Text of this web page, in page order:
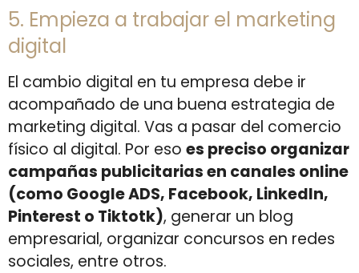
5. Empieza a trabajar el marketing
digital
El cambio digital en tu empresa debe ir
acompañado de una buena estrategia de
marketing digital. Vas a pasar del comercio
físico al digital. Por eso es preciso organizar
campañas publicitarias en canales online
(como Google ADS, Facebook, LinkedIn,
Pinterest o Tiktotk), generar un blog
empresarial, organizar concursos en redes
sociales, entre otros.